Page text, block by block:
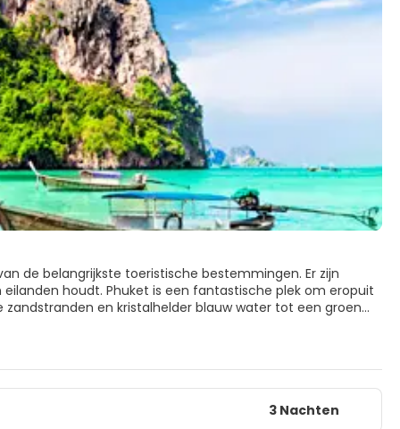
de belangrijkste toeristische bestemmingen. Er zijn
houdt. Phuket is een fantastische plek om eropuit
en kristalhelder blauw water tot een groen
vakantie.
en te ontdekken. Je zult er talloze enorme
zijn de populairste eilanden van de archipel. Vanaf het
Lo Dalam. Patong Beach is het meest bezochte strand
3 Nachten